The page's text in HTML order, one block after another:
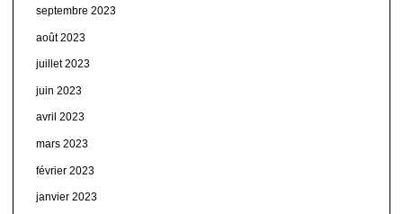
septembre 2023
août 2023
juillet 2023
juin 2023
avril 2023
mars 2023
février 2023
janvier 2023